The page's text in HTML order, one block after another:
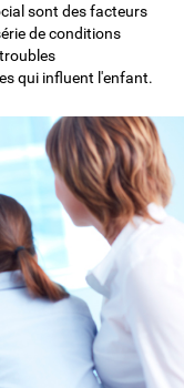
sont des facteurs
de conditions
qui influent l'enfant.